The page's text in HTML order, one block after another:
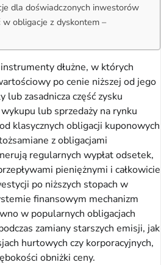
dla doświadczonych inwestorów
obligacje z dyskontem –
dłużne, w których
po cenie niższej od jego
lub zasadnicza część zysku
lub sprzedaży na rynku
klasycznych obligacji kuponowych
z obligacjami
regularnych wypłat odsetek,
pieniężnymi i całkowicie
po niższych stopach w
finansowym mechanizm
w popularnych obligacjach
zamiany starszych emisji, jak
hurtowych czy korporacyjnych,
obniżki ceny.